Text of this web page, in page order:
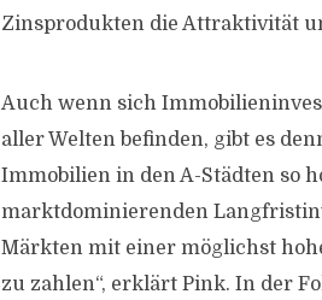
Zinsprodukten die Attraktivität
Auch wenn sich
aller Welten befinden, gibt es
Immobilien in den A-Städten so
marktdominierenden
Märkten mit einer möglichst
zu zahlen“, erklärt Pink. In der